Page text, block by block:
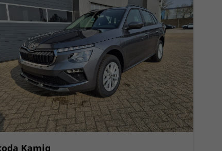
Kamiq